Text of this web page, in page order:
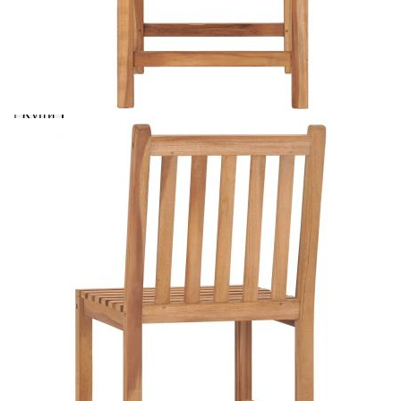
вноски на кредита.
Предоставената таблица е с информационна цел.
Добавете продукта в количката си с бутона "Добави в
количката" и при поръчка ще можете да изберете броя
Предоставената таблица е с информационна цел.
Добавете продукта в количката си с бутона "Добави в
количката" и при поръчка ще можете да изберете броя
вноски на кредита.
Когато плащате с NewPay, всъщност NewPay плаща
поръчката Ви вместо Вас. Вие я получавате и
разполагате с три начина да я платите към тях:
Отложено до 30 дни от момента на изпращане на
поръчката без оскъпяване. За покупки на стойност до
400 лв. / €204,52
Плащане на 4 вноски. Заплащате 20% от стойността на
поръчката си на момента с карта. Останалата сума се
Плащане на 6 вноски. Стойността на поръчката се
разпределя в 6 равни месечни вноски с оскъпяване. За